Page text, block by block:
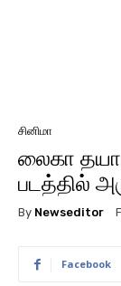
சினிமா
லைகா
படத்தில்
By Newseditor
Facebook